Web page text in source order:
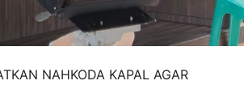
NAHKODA KAPAL AGAR